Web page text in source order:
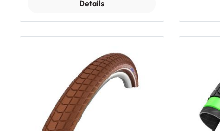
an. Die Konstruktion ermöglicht eine
Fahren und die Haltbarkeit des Reifens.
Die Trail Ausführung ist ideal für Bikes mit
mittlerem Federweg und einem breiten
Auflagefläche durch Radialkarkasse
Fahrbahnunebenheiten werden besser
gefiltert Exzellenter Grip – der Pneu
saugt sich förmlich an Maximale
Kontrolle und lange Haltbarkeit durch
Details
Compound
Schwalbe